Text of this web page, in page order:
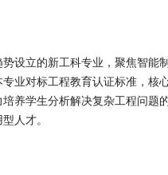
设立的新工科专业，聚焦智能
业对标工程教育认证标准，核
养学生分析解决复杂工程问题
人才。